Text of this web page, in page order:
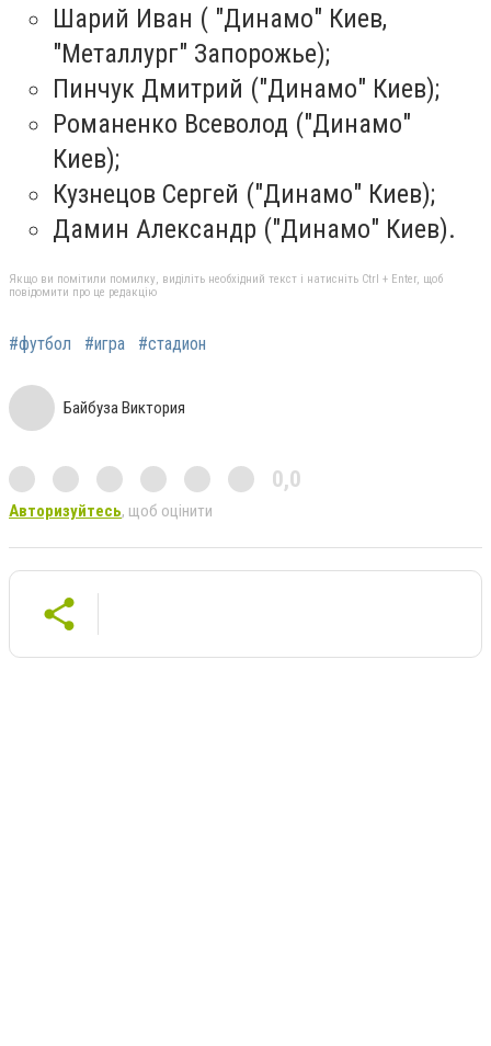
Шарий Иван ( "Динамо" Киев,
"Металлург" Запорожье);
Пинчук Дмитрий ("Динамо" Киев);
Романенко Всеволод ("Динамо"
Киев);
Кузнецов Сергей ("Динамо" Киев);
Дамин Александр ("Динамо" Киев).
Якщо ви помітили помилку, виділіть необхідний текст і натисніть Ctrl + Enter, щоб
повідомити про це редакцію
#футбол #игра #стадион
Байбуза Виктория
0,0
Авторизуйтесь, щоб оцінити